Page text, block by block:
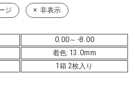
ジ 非表示
0.00～ -8.00
着色: 13.0mm
1箱 2枚入り